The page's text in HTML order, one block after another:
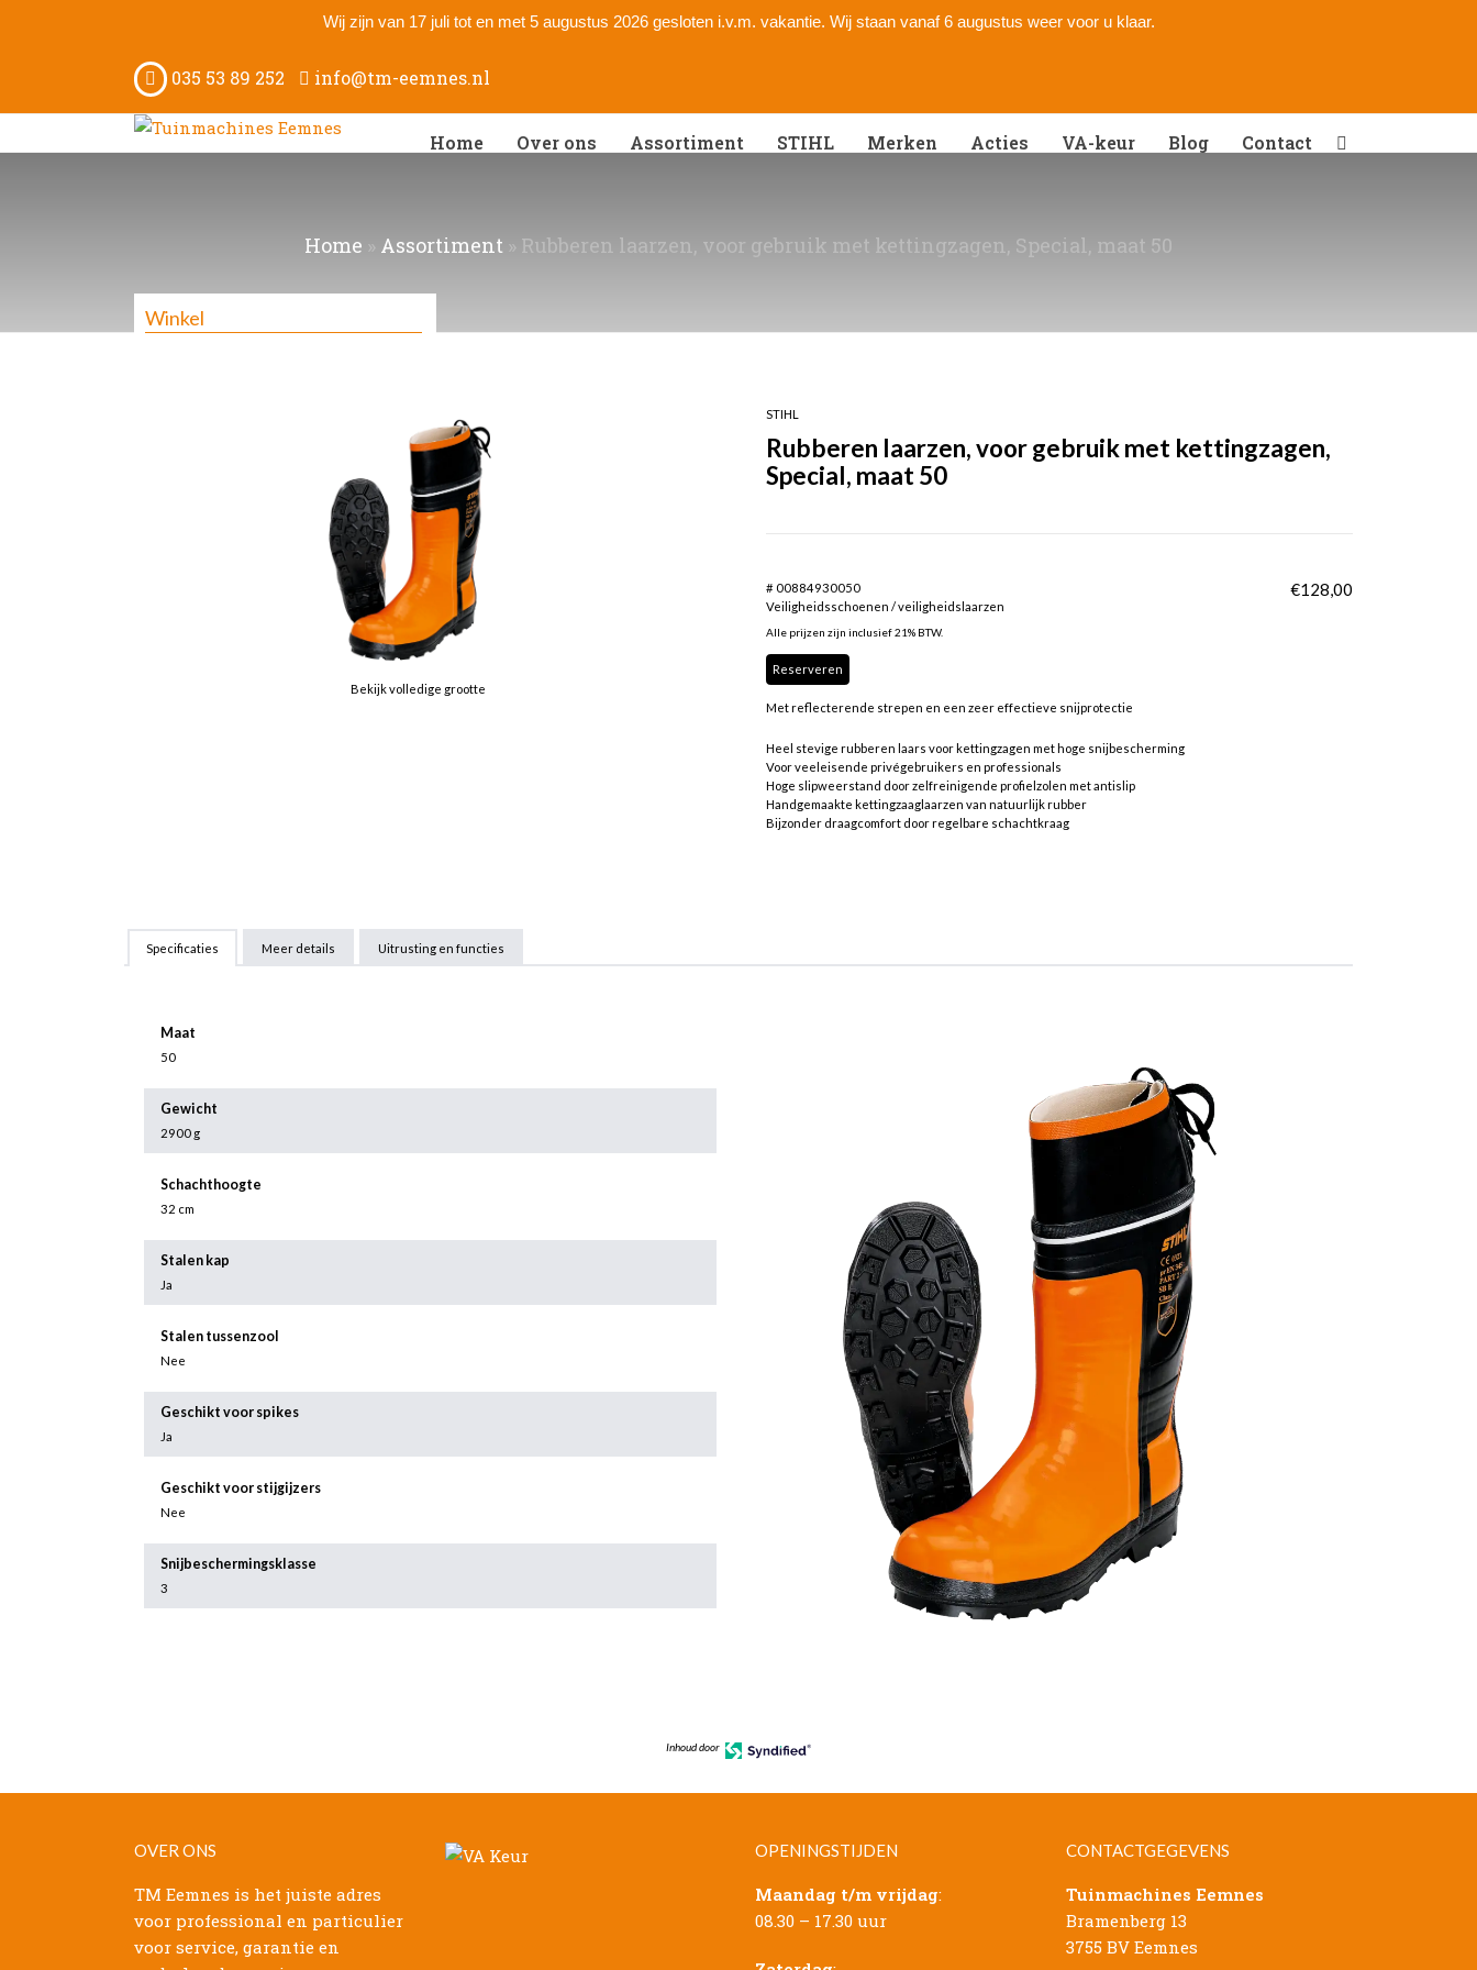
Wij zijn van 17 juli tot en met 5 augustus 2026 gesloten i.v.m. vakantie. Wij staan vanaf 6 augustus weer voor u klaar.
035 53 89 252 info@tm-eemnes.nl
Home Over ons Assortiment STIHL Merken Acties VA-keur Blog Contact
Winkel
Home » Assortiment » Rubberen laarzen, voor gebruik met kettingzagen, Special, maat 50
Bekijk volledige grootte
STIHL
Rubberen laarzen, voor gebruik met kettingzagen,
Special, maat 50
# 00884930050
Veiligheidsschoenen / veiligheidslaarzen
€128,00
Alle prijzen zijn inclusief 21% BTW.
Reserveren
Met reflecterende strepen en een zeer effectieve snijprotectie
Heel stevige rubberen laars voor kettingzagen met hoge snijbescherming
Voor veeleisende privégebruikers en professionals
Hoge slipweerstand door zelfreinigende profielzolen met antislip
Handgemaakte kettingzaaglaarzen van natuurlijk rubber
Bijzonder draagcomfort door regelbare schachtkraag
Specificaties Meer details Uitrusting en functies
Maat
50
Gewicht
2900 g
Schachthoogte
32 cm
Stalen kap
Ja
Stalen tussenzool
Nee
Geschikt voor spikes
Ja
Geschikt voor stijgijzers
Nee
Snijbeschermingsklasse
3
Inhoud door
OVER ONS
TM Eemnes is het juiste adres
voor professional en particulier
voor service, garantie en
OPENINGSTIJDEN
Maandag t/m vrijdag:
08.30 – 17.30 uur
CONTACTGEGEVENS
Tuinmachines Eemnes
Bramenberg 13
3755 BV Eemnes